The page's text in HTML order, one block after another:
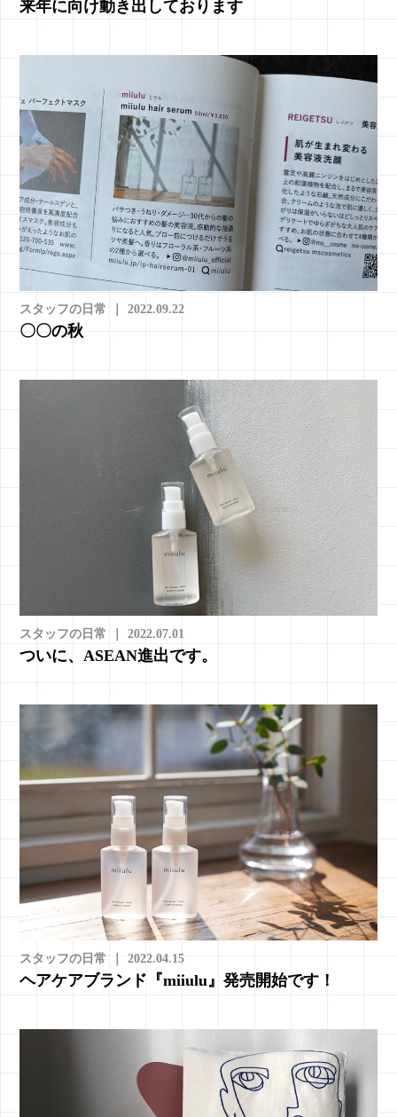
来年に向け動き出しております
スタッフの日常 2022.09.22
〇〇の秋
スタッフの日常 2022.07.01
ついに、ASEAN進出です。
スタッフの日常 2022.04.15
ヘアケアブランド『miiulu』発売開始です！